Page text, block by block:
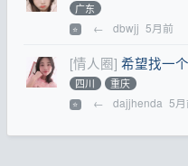
广东
⭐ ← dbwjj 5月前
[情人圈] 希望找一
四川 重庆
⭐ ← dajjhenda 5月